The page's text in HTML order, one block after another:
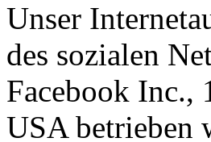
Unser
des sozialen
Facebook Inc.,
USA betrieben